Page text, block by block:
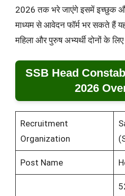
2026 तक भरे जाएंगे इसमें इच्छुक
माध्यम से आवेदन फॉर्म भर सकते हैं यह
महिला और पुरुष अभ्यर्थी दोनों के
SSB Head
2026
Recruitment
Organization
Post Name